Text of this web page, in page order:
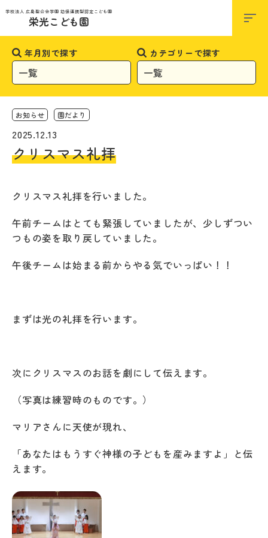
学校法人 広島聖公会学園 幼保連携型認定こども園
栄光こども園 お知らせ
年月別で探す カテゴリーで探す
お知らせ 園だより
2025.12.13
クリスマス礼拝
クリスマス礼拝を行いました。
午前チームはとても緊張していましたが、少しずつい
つもの姿を取り戻していました。
午後チームは始まる前からやる気でいっぱい！！
まずは光の礼拝を行います。
次にクリスマスのお話を劇にして伝えます。
（写真は練習時のものです。）
マリアさんに天使が現れ、
「あなたはもうすぐ神様の子どもを産みますよ」と伝
えます。